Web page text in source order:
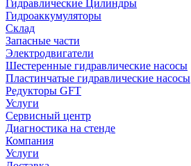
Гидравлические Цилиндры
Гидроаккумуляторы
Склад
Запасные части
Электродвигатели
Шестеренные гидравлические насосы
Пластинчатые гидравлические насосы
Редукторы GFT
Услуги
Сервисный центр
Диагностика на стенде
Компания
Услуги